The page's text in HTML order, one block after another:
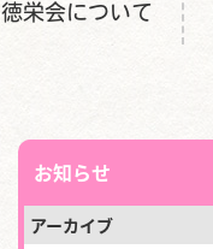
徳栄会について
お知らせ
アーカイブ